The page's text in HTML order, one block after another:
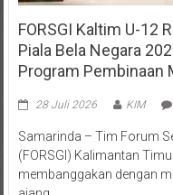
FORSGI Kaltim U-12
Piala Bela Negara
Program Pembinaan
(FORSGI) Kalimantan
membanggakan dengan
ajang